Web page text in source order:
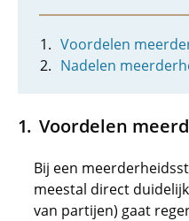
Voordelen
Nadelen
Voordelen
Bij een
meestal direct
van partijen) gaat